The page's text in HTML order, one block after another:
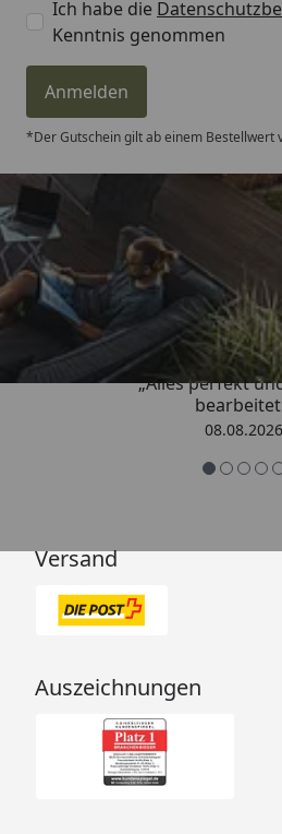
Ich habe die
Kenntnis genommen
Anmelden
*Der Gutschein gilt ab einem Bestellwert
Trusted
4,81/
„Alles perfekt
bearbeitet
08.08.2026
Versand
Auszeichnungen